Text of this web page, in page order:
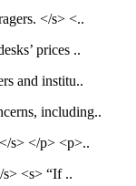
</s> <..
prices ..
and institu..
including..
s> </p> <p>..
<s> “If ..